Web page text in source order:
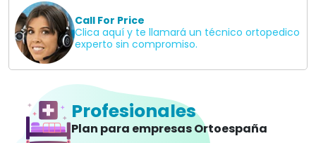
Call For Price
Clica aquí y te llamará un técnico ortopedico
experto sin compromiso.
Profesionales
Plan para empresas Ortoespaña